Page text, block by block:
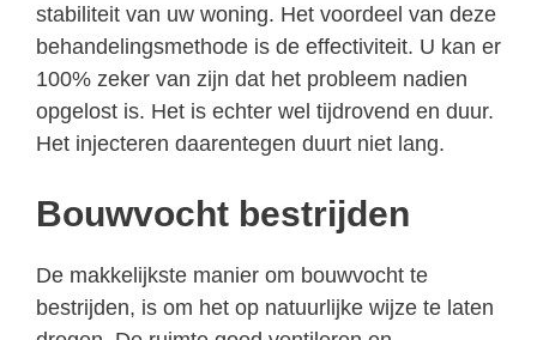
stabiliteit van uw woning. Het voordeel van deze
behandelingsmethode is de effectiviteit. U kan er
100% zeker van zijn dat het probleem nadien
opgelost is. Het is echter wel tijdrovend en duur.
Het injecteren daarentegen duurt niet lang.
Bouwvocht bestrijden
De makkelijkste manier om bouwvocht te
bestrijden, is om het op natuurlijke wijze te laten